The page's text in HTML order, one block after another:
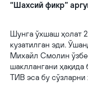
“Шахсий фикр”
Шунга ўхшаш ҳолат
кузатилган эди.
Михайл Смолин
шакллангани
ТИВ эса бу